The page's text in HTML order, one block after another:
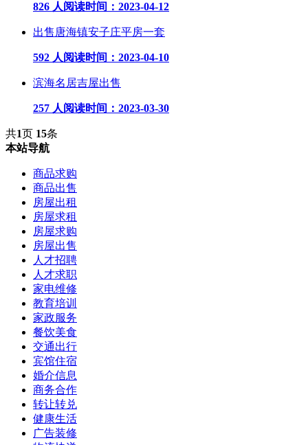
826 人阅读时间：2023-04-12
出售唐海镇安子庄平房一套
592 人阅读时间：2023-04-10
滨海名居吉屋出售
257 人阅读时间：2023-03-30
共1页 15条
本站导航
商品求购
商品出售
房屋出租
房屋求租
房屋求购
房屋出售
人才招聘
人才求职
家电维修
教育培训
家政服务
餐饮美食
交通出行
宾馆住宿
婚介信息
商务合作
转让转兑
健康生活
广告装修